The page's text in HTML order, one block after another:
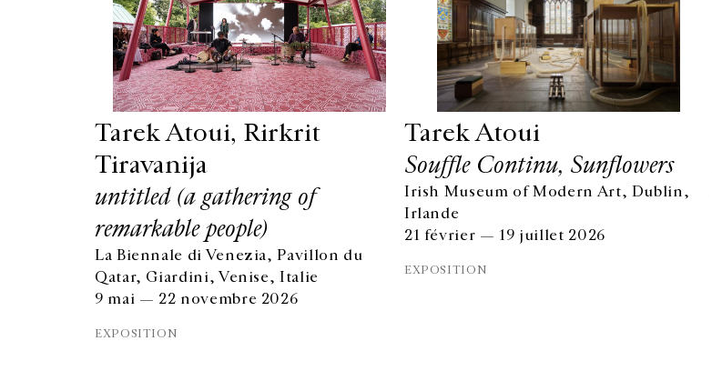
Tarek Atoui, Rirkrit
Tiravanija
untitled (a gathering of
remarkable people)
La Biennale di Venezia, Pavillon du
Qatar, Giardini, Venise, Italie
9 mai — 22 novembre 2026
EXPOSITION
Tarek Atoui
Souffle Continu, Sunflowers
Irish Museum of Modern Art, Dublin,
Irlande
21 février — 19 juillet 2026
EXPOSITION